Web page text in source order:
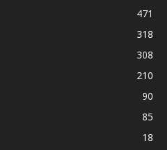
471
318
308
210
90
85
18